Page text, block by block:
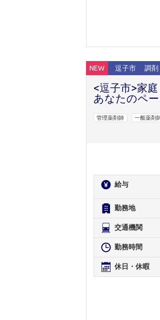
NEW 逗子市 調剤
<逗子市>家
あなたのペ
管理薬剤師 一般薬剤
給与
勤務地
交通機関
勤務時間
休日・休暇